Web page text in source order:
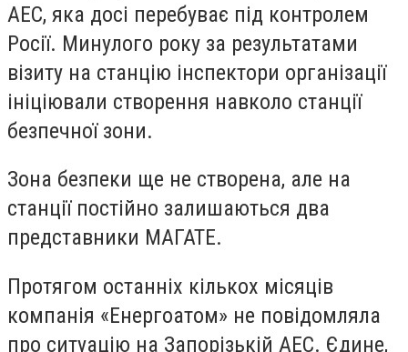
АЕС, яка досі перебуває під контролем
Росії. Минулого року за результатами
візиту на станцію інспектори організації
ініціювали створення навколо станції
безпечної зони.
Зона безпеки ще не створена, але на
станції постійно залишаються два
представники МАГАТЕ.
Протягом останніх кількох місяців
компанія «Енергоатом» не повідомляла
про ситуацію на Запорізькій АЕС. Єдине,